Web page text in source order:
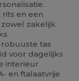
en een
zakelijk
tas
voor dagelijks
interieur
en ftalaatvrije